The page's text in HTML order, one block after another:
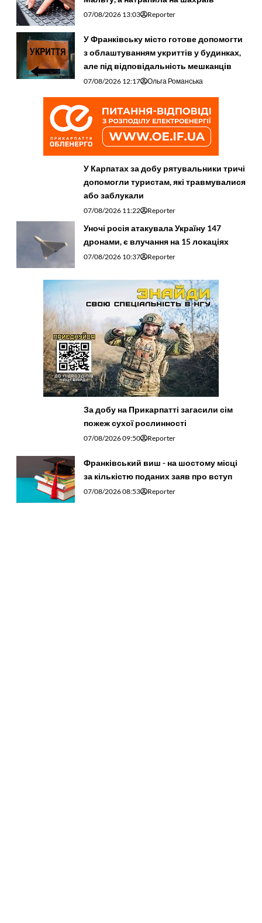
07/08/2026 13:03 Reporter
У Франківську місто готове допомогти
з облаштуванням укриттів у будинках,
але під відповідальність мешканців
07/08/2026 12:17 Ольга Романська
У Карпатах за добу рятувальники тричі
допомогли туристам, які травмувалися
або заблукали
07/08/2026 11:22 Reporter
Уночі росія атакувала Україну 147
дронами, є влучання на 15 локаціях
07/08/2026 10:37 Reporter
За добу на Прикарпатті загасили сім
пожеж сухої рослинності
07/08/2026 09:50 Reporter
Франківський виш - на шостому місці
за кількістю поданих заяв про вступ
07/08/2026 08:53 Reporter